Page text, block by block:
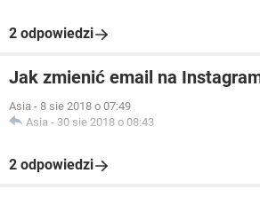
2 odpowiedzi
Jak zmienić email na
Asia - 8 sie 2018 o 07:49
Asia - 30 sie 2018 o 08:43
2 odpowiedzi